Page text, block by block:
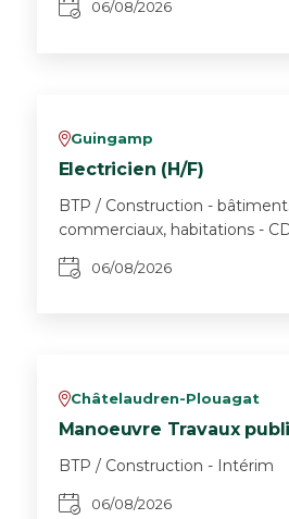
06/08/2026
vGuingamp
Electricien (H/F)
BTP / Construction -
commerciaux, habitations -
06/08/2026
vChâtelaudren-Plouagat
Manoeuvre Travaux
BTP / Construction - Intérim
06/08/2026